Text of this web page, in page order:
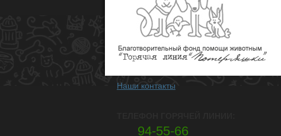
Наши контакты
94-55-66